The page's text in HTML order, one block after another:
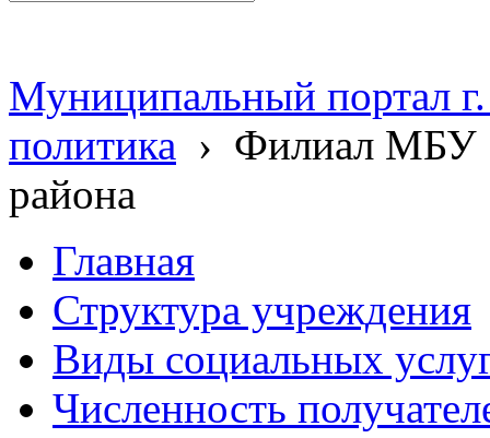
Муниципальный портал
политика › Филиал МБУ
района
Главная
Структура учреждения
Виды социальных
Численность